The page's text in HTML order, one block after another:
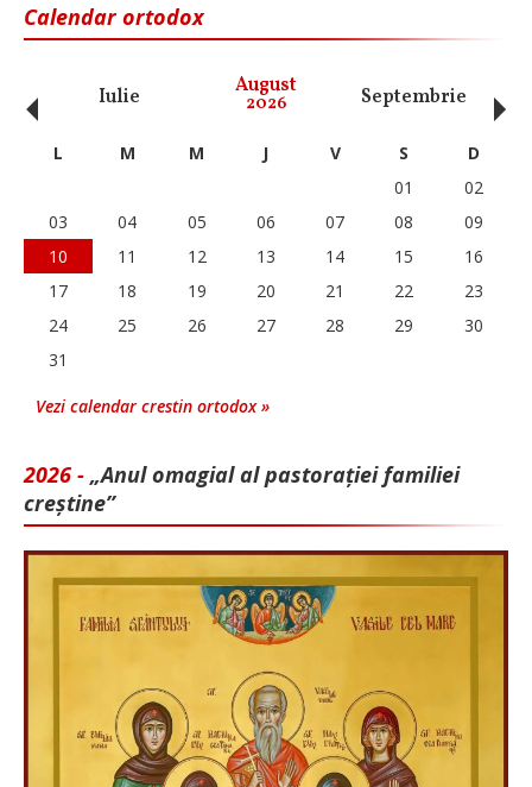
Calendar ortodox
Iulie August
2026 Septembrie
‹ L M M J V S
D
01
02
03
04 05 06 07 08
09
10
11 12 13 14 15
16
17
18 19 20 21 22
23
24
25 26 27 28 29
30
31
Vezi calendar crestin ortodox »
2026 - „Anul omagial al pastorației familiei
creștine”